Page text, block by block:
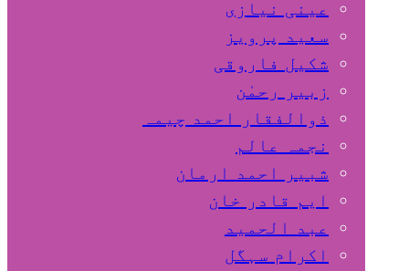
عینی نیازی
سعید پرویز
شکیل فاروقی
زبیر رحمٰن
ذوالفقار احمد چیمہ
نجمہ عالم
شبیر احمد ارمان
ایم قادر خان
عبد الحمید
اکرام سہگل